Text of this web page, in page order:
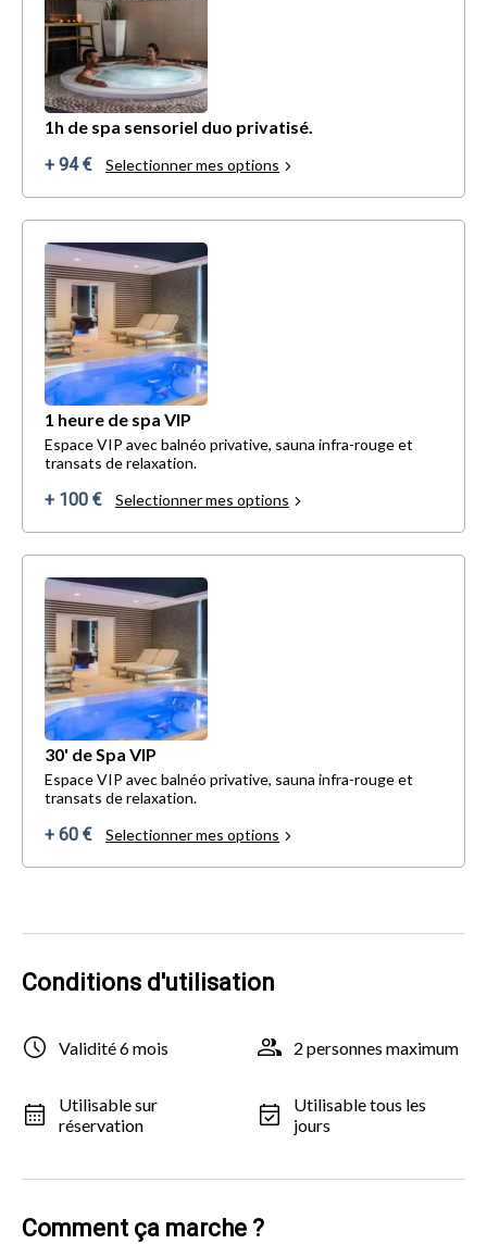
1h de spa sensoriel duo privatisé.
+ 94 €
Selectionner mes options
1 heure de spa VIP
Espace VIP avec balnéo privative, sauna infra-rouge et
transats de relaxation.
+ 100 € Selectionner mes options
30' de Spa VIP
Espace VIP avec balnéo privative, sauna infra-rouge et
transats de relaxation.
+ 60 € Selectionner mes options
Conditions d'utilisation
Validité 6 mois 2 personnes maximum
Utilisable sur
réservation
Utilisable tous les
jours
Comment ça marche ?